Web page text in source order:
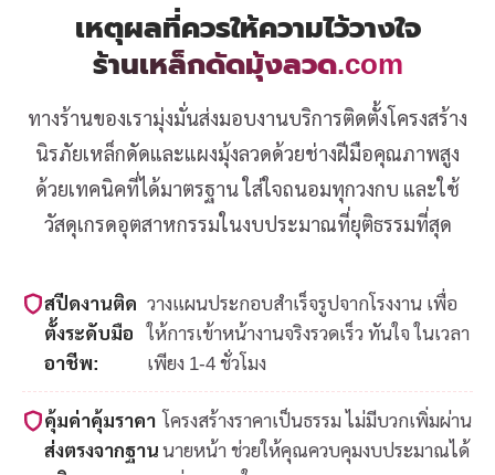
เหตุผลที่ควรให้ความไว้วางใจ
ร้านเหล็กดัดมุ้งลวด.com
ทางร้านของเรามุ่งมั่นส่งมอบงานบริการติดตั้งโครงสร้าง
นิรภัยเหล็กดัดและแผงมุ้งลวดด้วยช่างฝีมือคุณภาพสูง
ด้วยเทคนิคที่ได้มาตรฐาน ใส่ใจถนอมทุกวงกบ และใช้
วัสดุเกรดอุตสาหกรรมในงบประมาณที่ยุติธรรมที่สุด
สปีดงานติด
ตั้งระดับมือ
อาชีพ:
วางแผนประกอบสำเร็จรูปจากโรงงาน เพื่อ
ให้การเข้าหน้างานจริงรวดเร็ว ทันใจ ในเวลา
เพียง 1-4 ชั่วโมง
คุ้มค่าคุ้มราคา
ส่งตรงจากฐาน
โครงสร้างราคาเป็นธรรม ไม่มีบวกเพิ่มผ่าน
นายหน้า ช่วยให้คุณควบคุมงบประมาณได้